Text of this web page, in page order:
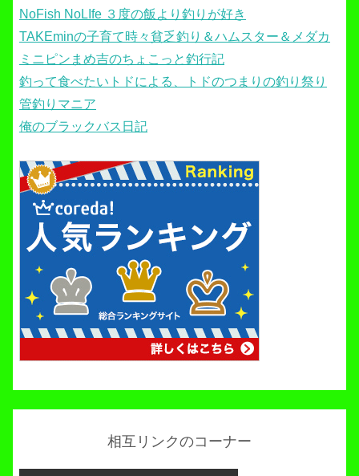
NoFish NoLIfe ３度の飯より釣りが好き
TAKEminの子育て時々貧乏釣り＆ハムスター＆メダカ
ミニピンまめ吉のちょこっと釣行記
釣って食べたいトドによる、トドのつまりの釣り祭り
管釣りマニア
俺のブラックバス日記
相互リンクのコーナー